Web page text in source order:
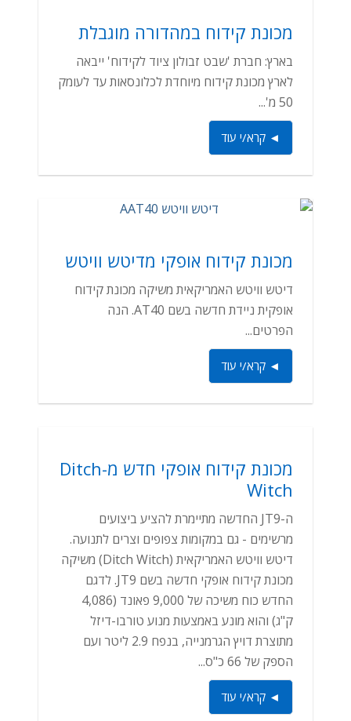
מכונת קידוח במהדורה מוגבלת
בארץ: חברת 'שבט זבולון ציוד לקידוח' ייבאה
לארץ מכונת קידוח מיוחדת לכלונסאות עד לעומק
50 מ'...
◄ קרא/י עוד
מכונת קידוח אופקי מדיטש וויטש
דיטש וויטש האמריקאית משיקה מכונת קידוח
אופקית ניידת חדשה בשם AT40. הנה
הפרטים...
◄ קרא/י עוד
מכונת קידוח אופקי חדש מ-Ditch
Witch
ה-JT9 החדשה מתיימרת להציע ביצועים
מרשימים - גם במקומות צפופים וצרים לתנועה.
דיטש וויטש האמריקאית (Ditch Witch) משיקה
מכונת קידוח אופקי חדשה בשם JT9. לדגם
החדש כוח משיכה של 9,000 פאונד (4,086
ק"ג) והוא מונע באמצעות מנוע טורבו-דיזל
מתוצרת דויץ הגרמנייה, בנפח 2.9 ליטר ועם
הספק של 66 כ"ס...
◄ קרא/י עוד